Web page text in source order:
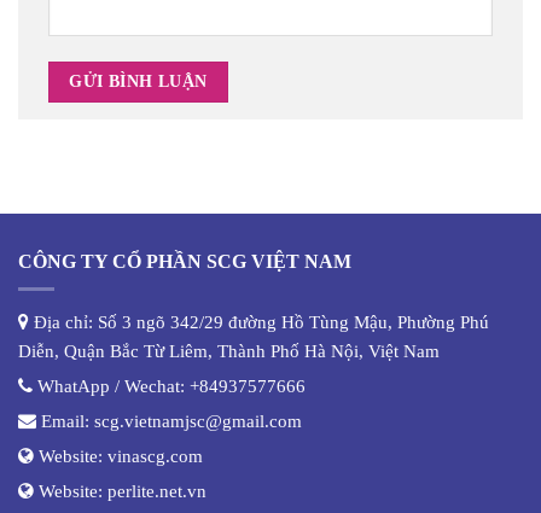
CÔNG TY CỔ PHẦN SCG VIỆT NAM
Địa chỉ: Số 3 ngõ 342/29 đường Hồ Tùng Mậu, Phường Phú
Diễn, Quận Bắc Từ Liêm, Thành Phố Hà Nội, Việt Nam
WhatApp / Wechat: +84937577666
Email: scg.vietnamjsc@gmail.com
Website: vinascg.com
Website: perlite.net.vn